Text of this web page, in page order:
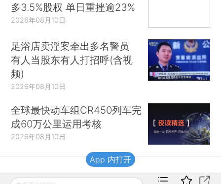
多3.5%股权 单日重挫逾23%
2026年08月10日
足浴店卖淫案牵出多名警员
有人当股东有人打招呼(含视
频)
2026年08月10日
全球最快动车组CR450列车完
成60万公里运用考核
2026年08月10日
财新移动
App 内打开